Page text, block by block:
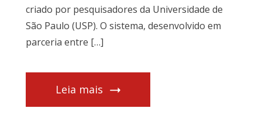
criado por pesquisadores da Universidade de
São Paulo (USP). O sistema, desenvolvido em
parceria entre […]
Leia mais